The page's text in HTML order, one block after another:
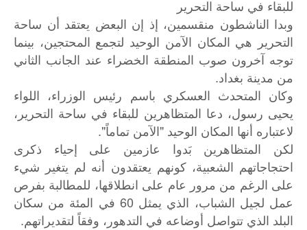
للبقاء في ساحة التحرير
وبدا الناشطون منقسمين، إذ إن البعض يعتقد أن ساحة
التحرير هي المكان الآمن الوحيد لتجمع المحتجين، بينما
توجه آخرون صوب المنطقة الخضراء عند الجانب الثاني
من مدينة بغداد.
وكان المتحدث العسكري باسم رئيس الوزراء، اللواء
يحيى رسول، دعا المتظاهرين للبقاء في ساحة التحرير،
لاعتباره أنها المكان الوحيد "الآمن تماماً".
لكن المتظاهرين بَدوا عازمين على إحياء ذكرى
احتجاجاتهم الشعبية، كونهم يعتقدون أنه لم يتغير شيء
على الرغم من مرور عام على انطلاقها، للمطالبة بفرص
عمل لجيل الشباب، الذي يمثل 60 في المئة من سكان
البلد الذي تتواصل أوضاعه في التدهور، وفقاً لتقديراتهم.